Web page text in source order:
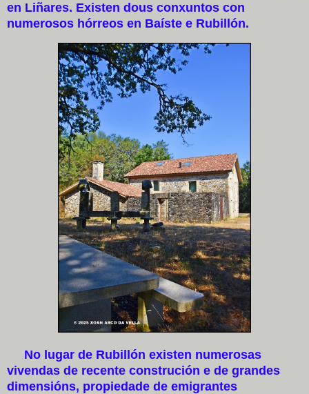
en Liñares. Existen dous conxuntos con
numerosos hórreos en Baíste e Rubillón.
No lugar de Rubillón existen numerosas
vivendas de recente construción e de grandes
dimensións, propiedade de emigrantes